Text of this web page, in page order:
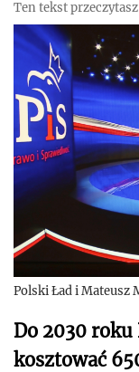
Ten tekst
Polski Ład i Mateusz
Do 2030
kosztować